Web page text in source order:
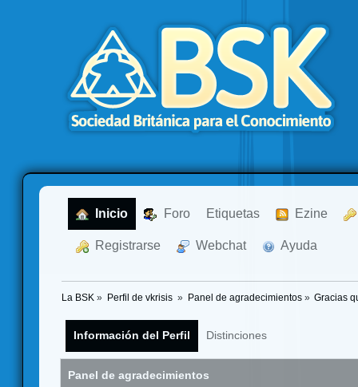
Inicio Foro Etiquetas Ezine
Registrarse Webchat Ayuda
La BSK » Perfil de vkrisis » Panel de agradecimientos» Gracias
Información del Perfil Distinciones
Panel de agradecimientos